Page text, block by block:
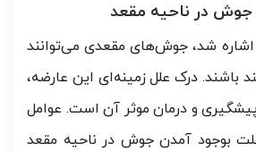
در ناحیه مقعد
شد، جوش‌های مقعدی می‌توانند
باشند. درک علل زمینه‌ای این عارضه،
و درمان موثر آن است. عوامل
بوجود آمدن جوش در ناحیه مقعد